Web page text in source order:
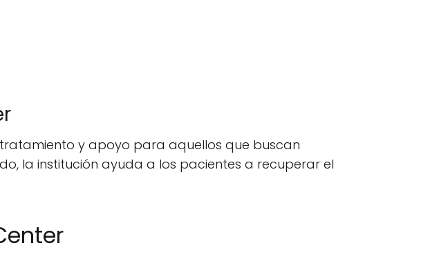
y apoyo para aquellos que buscan
la institución ayuda a los pacientes a recuperar el